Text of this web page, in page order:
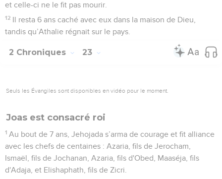
et celle-ci ne le fit pas mourir.
12 Il resta 6 ans caché avec eux dans la maison de Dieu,
tandis qu’Athalie régnait sur le pays.
2 Chroniques 23
Seuls les Évangiles sont disponibles en vidéo pour le moment.
Joas est consacré roi
1 Au bout de 7 ans, Jehojada s’arma de courage et fit alliance
avec les chefs de centaines : Azaria, fils de Jerocham,
Ismaël, fils de Jochanan, Azaria, fils d'Obed, Maaséja, fils
d'Adaja, et Elishaphath, fils de Zicri.